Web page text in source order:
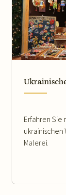
Erfahren
Malerei.